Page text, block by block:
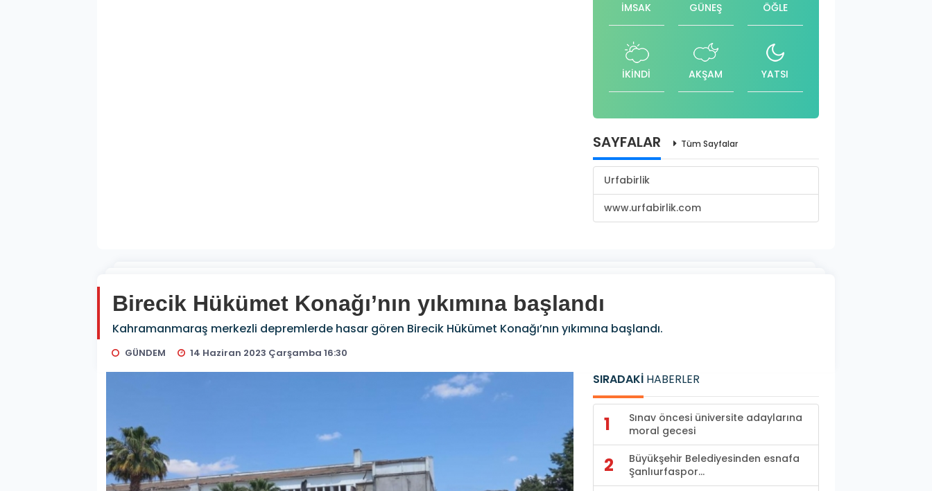
İMSAK GÜNEŞ ÖĞLE
İKİNDİ AKŞAM YATSI
SAYFALAR Tüm Sayfalar
Urfabirlik
www.urfabirlik.com
Birecik Hükümet Konağı’nın yıkımına başlandı
Kahramanmaraş merkezli depremlerde hasar gören Birecik Hükümet Konağı’nın yıkımına başlandı.
GÜNDEM 14 Haziran 2023 Çarşamba 16:30
SIRADAKİ HABERLER
1
Sınav öncesi üniversite adaylarına
moral gecesi
2
Büyükşehir Belediyesinden esnafa
Şanlıurfaspor...